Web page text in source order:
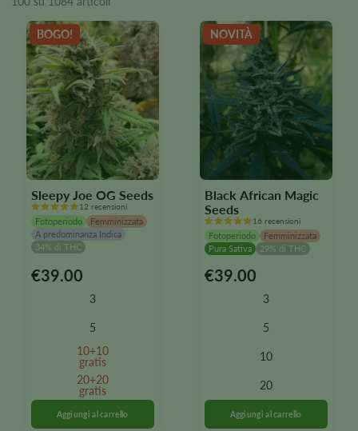
BOGO!
Sleepy Joe OG Seeds
12 recensioni
Fotoperiodo
Femminizzata
A predominanza Indica
34% di THC
€39.00
3
5
10+10
gratis
20+20
gratis
Questo
opzioni
possono
NOVITÀ
Black African Magic
Seeds
16 recensioni
Fotoperiodo
Femminizzata
Pura Sativa
29% di THC
€39.00
3
5
10
20
Questo
opzioni
possono